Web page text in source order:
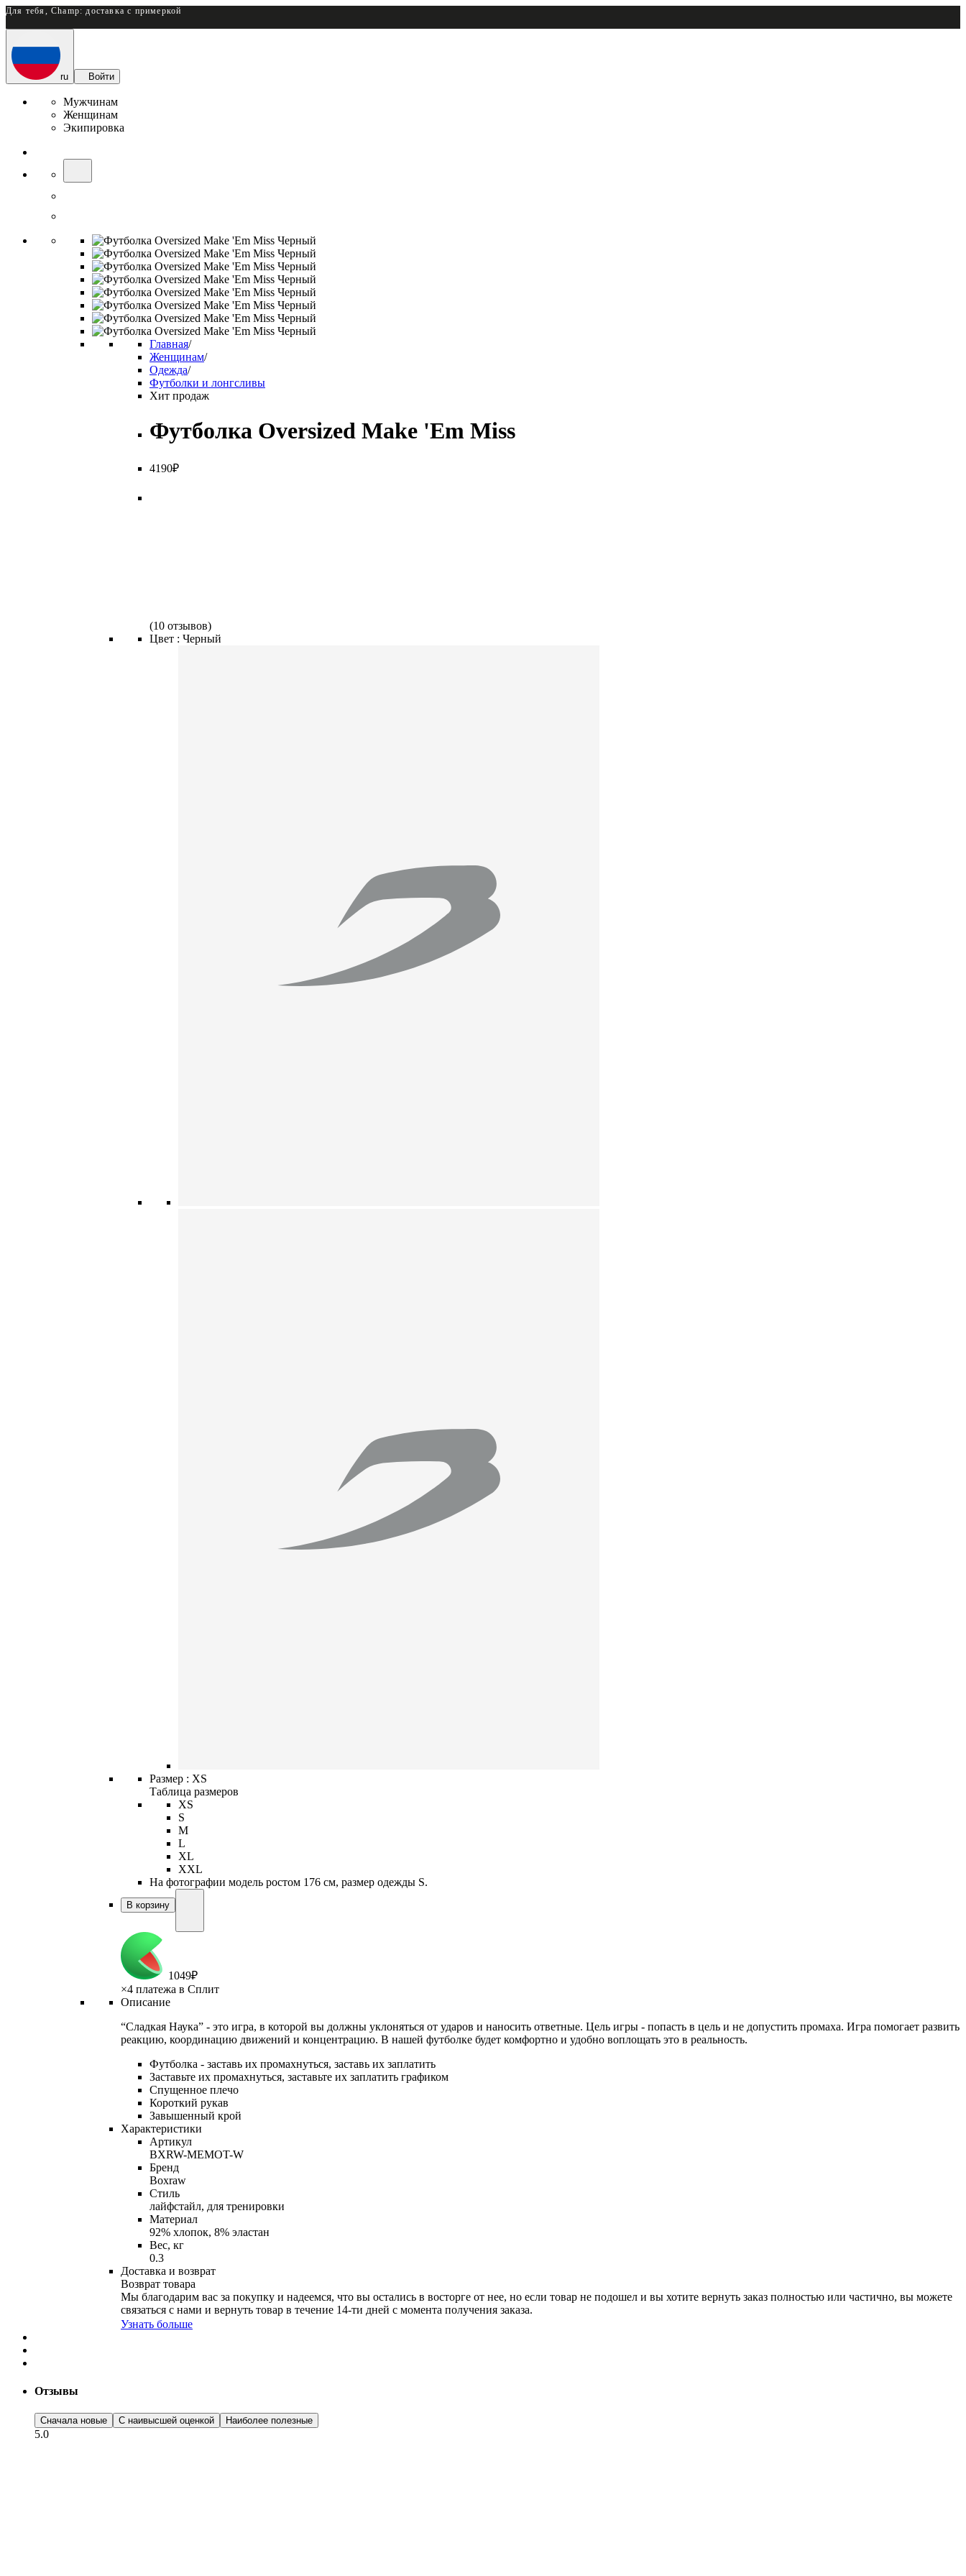
Для тебя, Champ: доставка с примеркой
ru Войти
Мужчинам
Женщинам
Экипировка
Главная/
Женщинам/
Одежда/
Футболки и лонгсливы
Хит продаж
Футболка Oversized Make 'Em Miss
4190₽
(10 отзывов)
Цвет : Черный
Размер : XS
Таблица размеров
XS
S
M
L
XL
XXL
На фотографии модель ростом 176 см, размер одежды S.
В корзину
1049₽
×4 платежа в Сплит
Описание
“Сладкая Наука” - это игра, в которой вы должны уклоняться от ударов и наносить ответные. Цель игры - попасть в цель и не допустить промаха. Игра помогает развить
реакцию, координацию движений и концентрацию. В нашей футболке будет комфортно и удобно воплощать это в реальность.
Футболка - заставь их промахнуться, заставь их заплатить
Заставьте их промахнуться, заставьте их заплатить графиком
Спущенное плечо
Короткий рукав
Завышенный крой
Характеристики
Артикул
BXRW-MEMOT-W
Бренд
Boxraw
Стиль
лайфстайл, для тренировки
Материал
92% хлопок, 8% эластан
Вес, кг
0.3
Доставка и возврат
Возврат товара
Мы благодарим вас за покупку и надеемся, что вы остались в восторге от нее, но если товар не подошел и вы хотите вернуть заказ полностью или частично, вы можете
связаться с нами и вернуть товар в течение 14-ти дней с момента получения заказа.
Узнать больше
Отзывы
Сначала новые С наивысшей оценкой Наиболее полезные
5.0